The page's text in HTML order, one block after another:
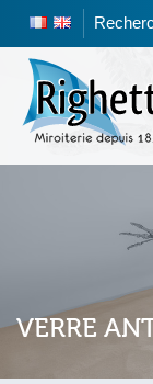
VERRE